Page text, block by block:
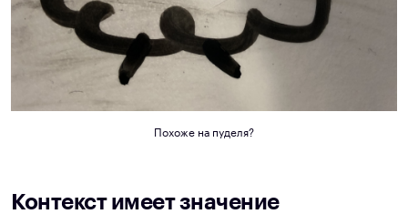
Похоже на пуделя?
Контекст имеет значение